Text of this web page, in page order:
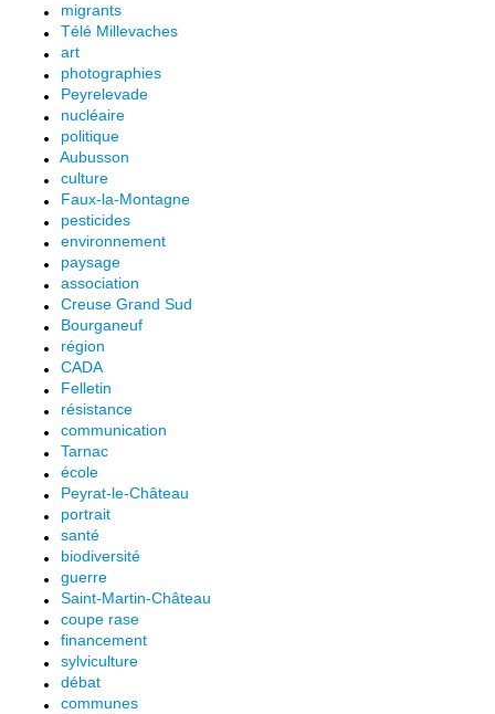
migrants
Télé Millevaches
art
photographies
Peyrelevade
nucléaire
politique
Aubusson
culture
Faux-la-Montagne
pesticides
environnement
paysage
association
Creuse Grand Sud
Bourganeuf
région
CADA
Felletin
résistance
communication
Tarnac
école
Peyrat-le-Château
portrait
santé
biodiversité
guerre
Saint-Martin-Château
coupe rase
financement
sylviculture
débat
communes